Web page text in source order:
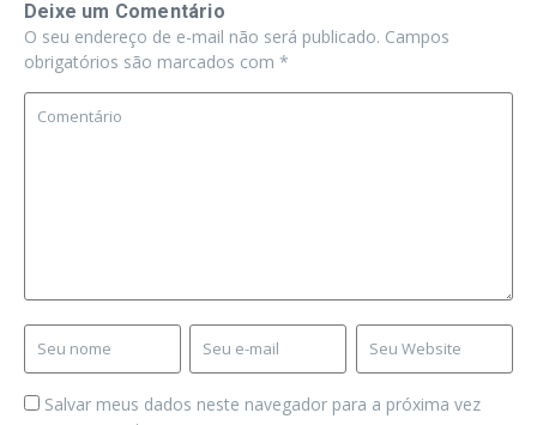
Deixe um Comentário
O seu endereço de e-mail não será publicado. Campos
obrigatórios são marcados com *
Salvar meus dados neste navegador para a próxima vez